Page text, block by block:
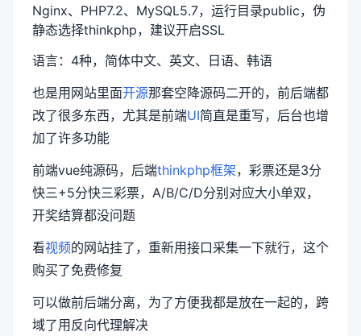
Nginx、PHP7.2、MySQL5.7，运行目录public，伪
静态选择thinkphp，建议开启SSL
语言：4种，简体中文、英文、日语、韩语
也是用网站里面开源那套空降源码二开的，前后端都
改了很多东西，尤其是前端UI简直是重写，后台也增
加了许多功能
前端vue纯源码，后端thinkphp框架，彩票还是3分
快三+5分快三彩票，A/B/C/D分别对应大小单双，
开奖结算都没问题
看视频的网站挂了，重新用接口采集一下就行，这个
购买了免费修复
可以做前后端分离，为了方便我都是放在一起的，跨
域了用反向代理解决